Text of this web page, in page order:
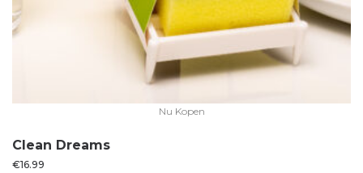
Nu Kopen
Clean Dreams
€16.99